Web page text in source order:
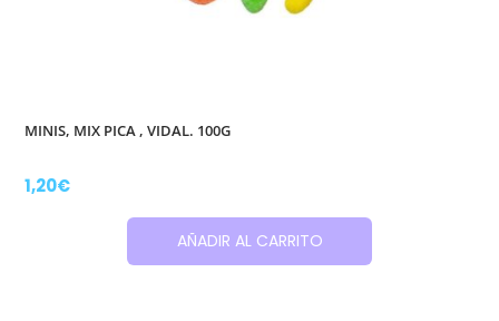
MINIS, MIX PICA , VIDAL. 100G
1,20€
AÑADIR AL CARRITO